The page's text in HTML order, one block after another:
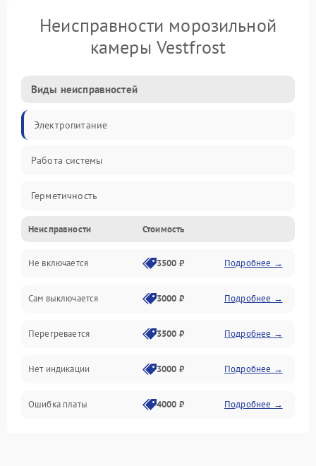
Неисправности морозильной
камеры Vestfrost
Виды неисправностей
Электропитание
Работа системы
Герметичность
Механика
Неисправности Стоимость
Не включается 3500 ₽ Подробнее →
Сам выключается 3000 ₽ Подробнее →
Перегревается 3500 ₽ Подробнее →
Нет индикации 3000 ₽ Подробнее →
Ошибка платы 4000 ₽ Подробнее →